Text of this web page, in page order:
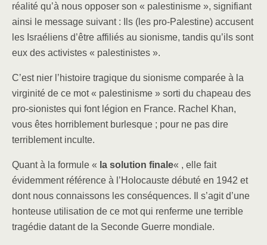
réalité qu’à nous opposer son « palestinisme », signifiant
ainsi le message suivant : Ils (les pro-Palestine) accusent
les Israéliens d’être affiliés au sionisme, tandis qu’ils sont
eux des activistes « palestinistes ».
C’est nier l’histoire tragique du sionisme comparée à la
virginité de ce mot « palestinisme » sorti du chapeau des
pro-sionistes qui font légion en France. Rachel Khan,
vous êtes horriblement burlesque ; pour ne pas dire
terriblement inculte.
Quant à la formule « la solution finale« , elle fait
évidemment référence à l’Holocauste débuté en 1942 et
dont nous connaissons les conséquences. Il s’agit d’une
honteuse utilisation de ce mot qui renferme une terrible
tragédie datant de la Seconde Guerre mondiale.